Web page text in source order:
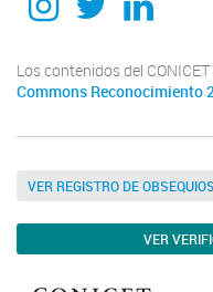
Los contenidos del
Commons Reconocimiento
VER REGISTRO DE
VER